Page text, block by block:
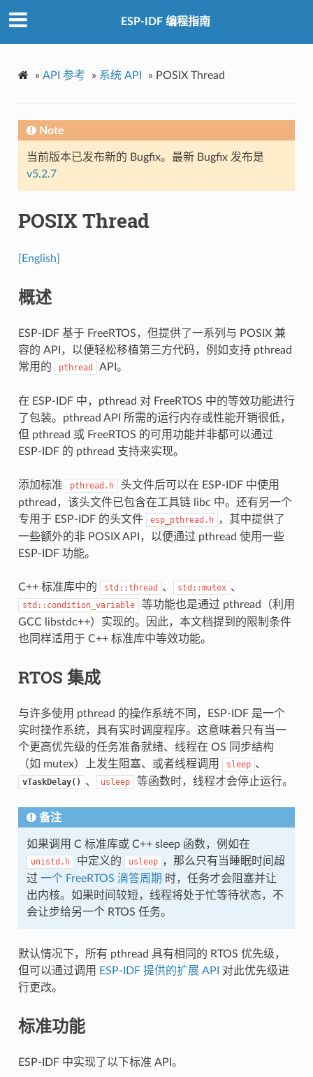
ESP-IDF 编程指南
» API 参考 » 系统 API » POSIX Thread
Note
当前版本已发布新的 Bugfix。最新 Bugfix 发布是
v5.2.7
POSIX Thread
[English]
概述
ESP-IDF 基于 FreeRTOS，但提供了一系列与 POSIX 兼
容的 API，以便轻松移植第三方代码，例如支持 pthread
常用的
pthread API。
在 ESP-IDF 中，pthread 对 FreeRTOS 中的等效功能进行
了包装。pthread API 所需的运行内存或性能开销很低，
但 pthread 或 FreeRTOS 的可用功能并非都可以通过
ESP-IDF 的 pthread 支持来实现。
添加标准 pthread.h
头文件后可以在 ESP-IDF 中使用
pthread，该头文件已包含在工具链 libc 中。还有另一个
专用于 ESP-IDF 的头文件
esp_pthread.h ，其中提供了
一些额外的非 POSIX API，以便通过 pthread 使用一些
ESP-IDF 功能。
C++ 标准库中的 std::thread 、 std::mutex 、
std::condition_variable
等功能也是通过 pthread（利用
GCC libstdc++）实现的。因此，本文档提到的限制条件
也同样适用于 C++ 标准库中等效功能。
RTOS 集成
与许多使用 pthread 的操作系统不同，ESP-IDF 是一个
实时操作系统，具有实时调度程序。这意味着只有当一
个更高优先级的任务准备就绪、线程在 OS 同步结构
（如 mutex）上发生阻塞、或者线程调用
sleep 、
vTaskDelay() 、 usleep 等函数时，线程才会停止运行。
备注
如果调用 C 标准库或 C++ sleep 函数，例如在
unistd.h 中定义的 usleep ，那么只有当睡眠时间超
过 一个 FreeRTOS 滴答周期 时，任务才会阻塞并让
出内核。如果时间较短，线程将处于忙等待状态，不
会让步给另一个 RTOS 任务。
默认情况下，所有 pthread 具有相同的 RTOS 优先级，
但可以通过调用
ESP-IDF 提供的扩展 API
对此优先级进
行更改。
标准功能
ESP-IDF 中实现了以下标准 API。